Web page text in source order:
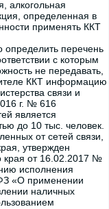
алкогольная
определенная в
применять ККТ
определить перечень
с которым
не передавать,
ККТ информацию
связи и
г. № 616
является
до 10 тыс. человек.
от сетей связи,
утвержден
края от 16.02.2017 №
исполнения
«О применении
наличных